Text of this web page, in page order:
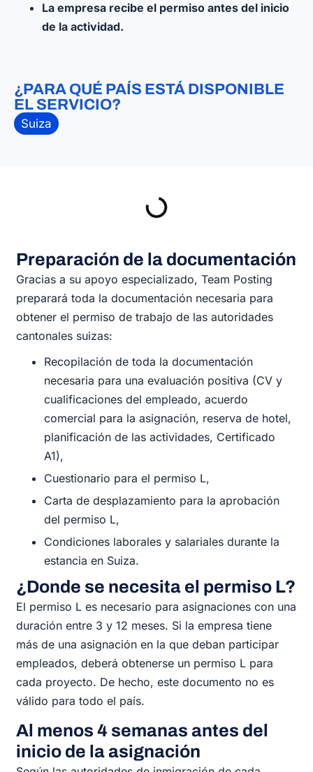
La empresa recibe el permiso antes del inicio
de la actividad.
¿PARA QUÉ PAÍS ESTÁ DISPONIBLE
EL SERVICIO?
Suiza
Preparación de la documentación
Gracias a su apoyo especializado, Team Posting
preparará toda la documentación necesaria para
obtener el permiso de trabajo de las autoridades
cantonales suizas:
Recopilación de toda la documentación
necesaria para una evaluación positiva (CV y
cualificaciones del empleado, acuerdo
comercial para la asignación, reserva de hotel,
planificación de las actividades, Certificado
A1),
Cuestionario para el permiso L,
Carta de desplazamiento para la aprobación
del permiso L,
Condiciones laborales y salariales durante la
estancia en Suiza.
¿Donde se necesita el permiso L?
El permiso L es necesario para asignaciones con una
duración entre 3 y 12 meses. Si la empresa tiene
más de una asignación en la que deban participar
empleados, deberá obtenerse un permiso L para
cada proyecto. De hecho, este documento no es
válido para todo el país.
Al menos 4 semanas antes del
inicio de la asignación